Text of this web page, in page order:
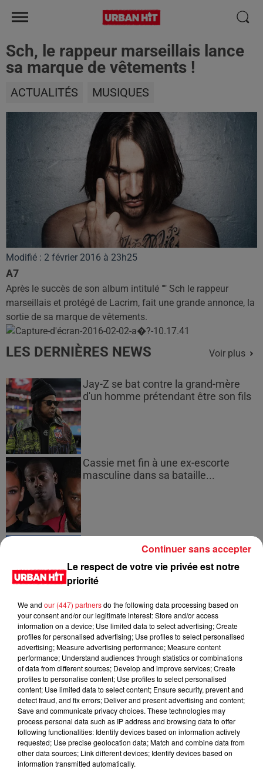
Sch, le rappeur marseillais lance
sa marque de vêtements !
ACTUALITÉS MUSIQUES
Modifié : 2 février 2016 à 23h25
A7
Après le succès de son album intitulé "" Sch le rappeur
marseillais et protégé de Lacrim, fait une grande annonce, la
sortie de sa marque de vêtements.
LES DERNIÈRES NEWS Voir plus
Jay-Z se bat contre la grand-mère
d'un homme prétendant être son fils
Cassie met fin à une ex-escorte
masculine dans sa bataille...
Montparnasse : des désaccords
entre...
Incendies en Gironde : encore
plusieurs semaines avant
l'extinction...
Bouches-du-Rhône : les ossements
de deux militaires disparus...
Le respect de votre vie privée est notre
priorité
We and our (447) partnersdo the following data processing based on
your consent and/or our legitimate interest: Store and/or access
information on a device; Use limited data to select advertising; Create
profiles for personalised advertising; Use profiles to select personalised
advertising; Measure advertising performance; Measure content
performance; Understand audiences through statistics or combinations
of data from different sources; Develop and improve services; Create
profiles to personalise content; Use profiles to select personalised
content; Use limited data to select content; Ensure security, prevent and
detect fraud, and fix errors; Deliver and present advertising and content;
Save and communicate privacy choices. These technologies may
process personal data such as IP address and browsing data to offer
following functionalities: Identify devices based on information actively
requested; Use precise geolocation data; Match and combine data from
other data sources; Link different devices; Identify devices based on
information transmitted automatically.
Continuer sans accepter